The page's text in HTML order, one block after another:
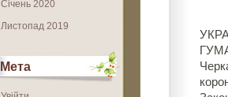
Січень 2020
Листопад 2019
Мета